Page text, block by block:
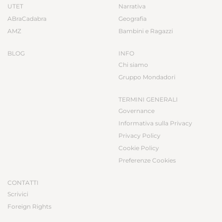
UTET
ABraCadabra
AMZ
BLOG
Narrativa
Geografia
Bambini e Ragazzi
INFO
Chi siamo
Gruppo Mondadori
TERMINI GENERALI
Governance
Informativa sulla Privacy
Privacy Policy
Cookie Policy
Preferenze Cookies
CONTATTI
Scrivici
Foreign Rights